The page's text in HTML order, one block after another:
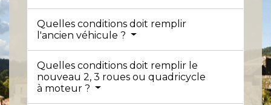
Quelles conditions doit remplir
l'ancien véhicule ?
Quelles conditions doit remplir le
nouveau 2, 3 roues ou quadricycle
à moteur ?